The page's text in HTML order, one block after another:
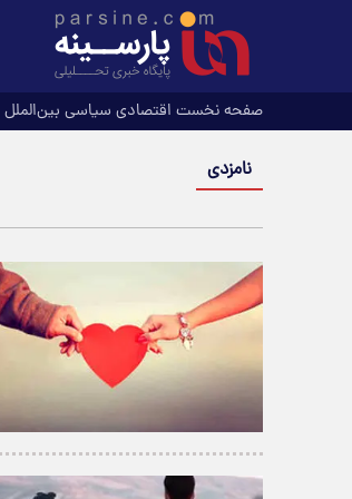
صفحه نخست اقتصادی سیاسی بین‌الملل
نامزدی‌